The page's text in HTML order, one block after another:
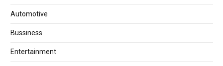
Automotive
Bussiness
Entertainment